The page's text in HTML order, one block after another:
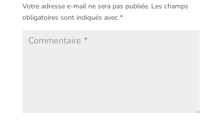
Votre adresse e-mail ne sera pas publiée. Les champs
obligatoires sont indiqués avec *